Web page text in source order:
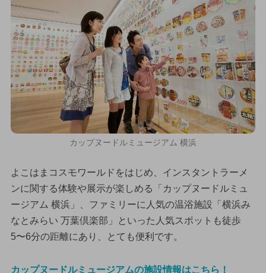
カップヌードルミュージアム 横浜
よこはまコスモワールドをはじめ、インスタントラーメ
ンに関する体験や展示が楽しめる「カップヌードルミュ
ージアム 横浜」、ファミリーに人気の温浴施設「横浜み
なとみらい 万葉倶楽部」といった人気スポットも徒歩
5〜6分の距離にあり、とても便利です。
カップヌードルミュージアムの施設情報はこちら！